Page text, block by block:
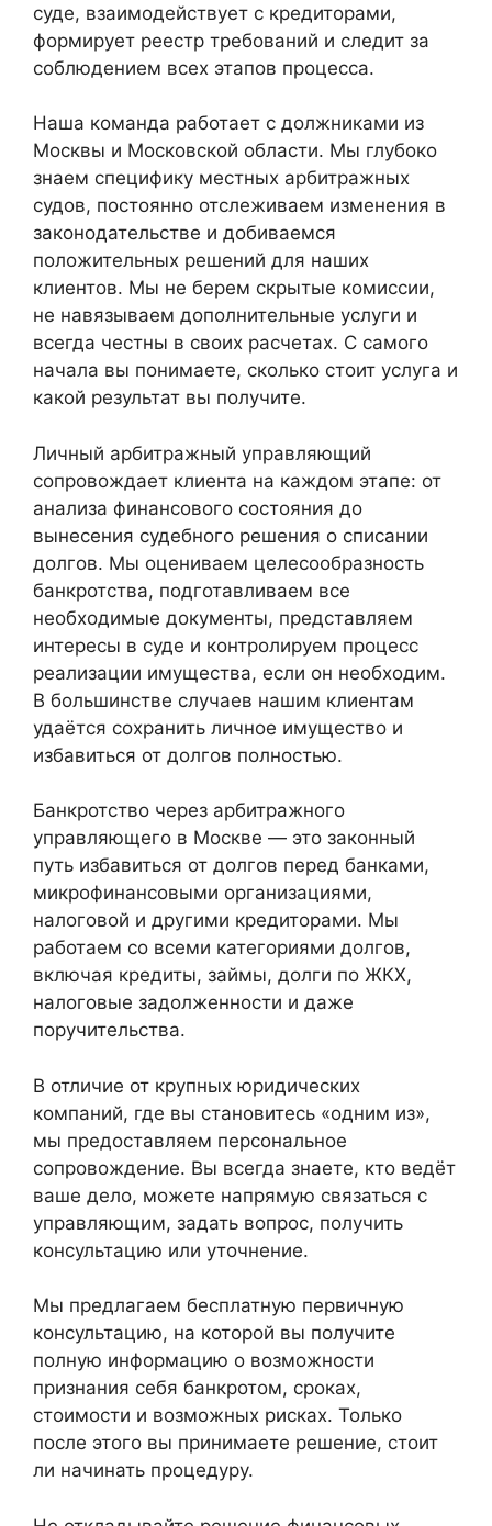
суде, взаимодействует с кредиторами,
формирует реестр требований и следит за
соблюдением всех этапов процесса.
Наша команда работает с должниками из
Москвы и Московской области. Мы глубоко
знаем специфику местных арбитражных
судов, постоянно отслеживаем изменения в
законодательстве и добиваемся
положительных решений для наших
клиентов. Мы не берем скрытые комиссии,
не навязываем дополнительные услуги и
всегда честны в своих расчетах. С самого
начала вы понимаете, сколько стоит услуга и
какой результат вы получите.
Личный арбитражный управляющий
сопровождает клиента на каждом этапе: от
анализа финансового состояния до
вынесения судебного решения о списании
долгов. Мы оцениваем целесообразность
банкротства, подготавливаем все
необходимые документы, представляем
интересы в суде и контролируем процесс
реализации имущества, если он необходим.
В большинстве случаев нашим клиентам
удаётся сохранить личное имущество и
избавиться от долгов полностью.
Банкротство через арбитражного
управляющего в Москве — это законный
путь избавиться от долгов перед банками,
микрофинансовыми организациями,
налоговой и другими кредиторами. Мы
работаем со всеми категориями долгов,
включая кредиты, займы, долги по ЖКХ,
налоговые задолженности и даже
поручительства.
В отличие от крупных юридических
компаний, где вы становитесь «одним из»,
мы предоставляем персональное
сопровождение. Вы всегда знаете, кто ведёт
ваше дело, можете напрямую связаться с
управляющим, задать вопрос, получить
консультацию или уточнение.
Мы предлагаем бесплатную первичную
консультацию, на которой вы получите
полную информацию о возможности
признания себя банкротом, сроках,
стоимости и возможных рисках. Только
после этого вы принимаете решение, стоит
ли начинать процедуру.